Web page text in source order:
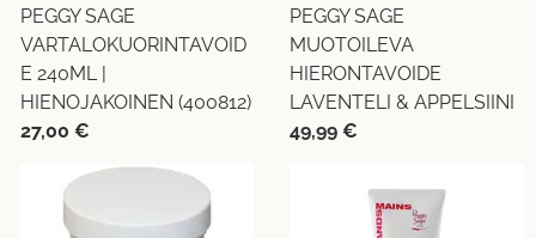
PEGGY SAGE
VARTALOKUORINTAVOID
E 240ML |
HIENOJAKOINEN (400812)
27,00 €
PEGGY SAGE
MUOTOILEVA
HIERONTAVOIDE
LAVENTELI & APPELSIINI
49,99€